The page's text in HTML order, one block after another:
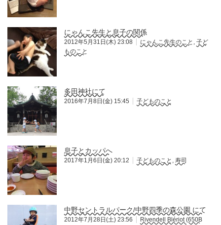
にゃんこ先生と息子の関係
2012年5月31日(木) 23:08 にゃんこ先生のこと , 子ど
ものこと
多田神社にて
2016年7月8日(金) 15:45 子どものこと
息子とカッパへ
2017年1月6日(金) 20:12 子どものこと , 寿司
中野セントラルパーク/中野四季の森公園 にて
2012年7月28日(土) 23:56
Rivendell Blériot (650B